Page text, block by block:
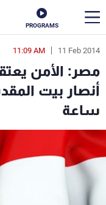
PROGRAMS
11 Feb 2014
11:09 AM
ساعة
en
الأخبار
سياسة
إقتصاد
منوعات
كأس العالم